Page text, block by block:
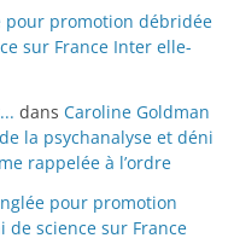
pour promotion débridée
sur France Inter elle-
dans Caroline Goldman
la psychanalyse et déni
rappelée à l’ordre
pour promotion
de science sur France